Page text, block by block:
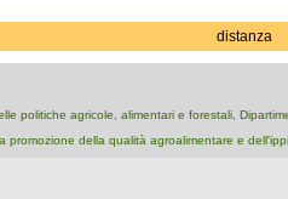
distanza
politiche agricole, alimentari e forestali,
promozione della qualità agroalimentare e